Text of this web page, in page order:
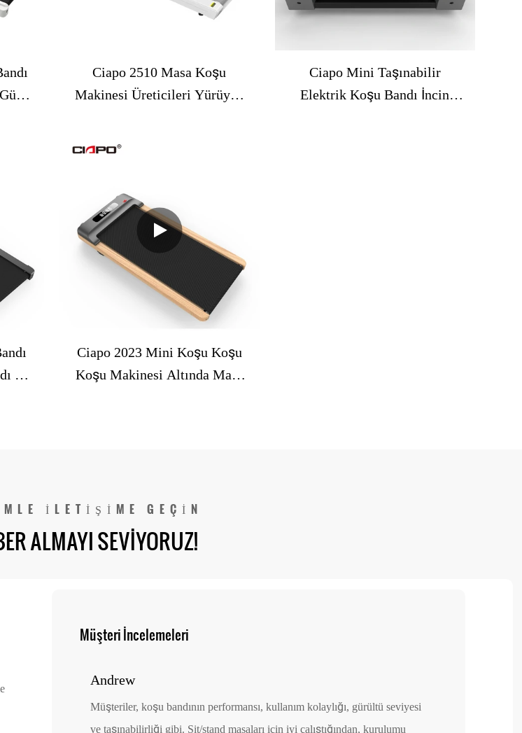
Ciapo 2510 Masa Koşu
Makinesi Üreticileri Yürüyüş
Ciapo Mini Taşınabilir
Elektrik Koşu Bandı İncin
Ev
Ciapo 2023 Mini Koşu Koşu
Koşu Makinesi Altında Masa
ILETIŞIME GEÇIN
ALMAYI SEVIYORUZ!
Müşteri İncelemeleri
Andrew
Müşteriler, koşu bandının performansı, kullanım kolaylığı, gürültü seviyesi
ve taşınabilirliği gibi. Sit/stand masaları için iyi çalıştığından, kurulumu